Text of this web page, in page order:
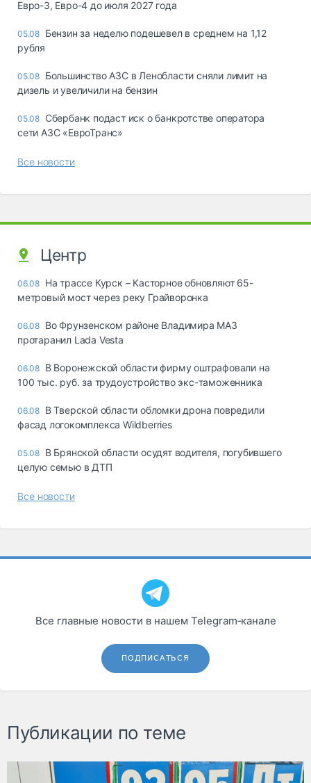
Евро-3, Евро-4 до июля 2027 года
05.08 Бензин за неделю подешевел в среднем на 1,12
рубля
05.08 Большинство АЗС в Ленобласти сняли лимит на
дизель и увеличили на бензин
05.08 Сбербанк подаст иск о банкротстве оператора
сети АЗС «ЕвроТранс»
Все новости
Центр
06.08 На трассе Курск – Касторное обновляют 65-
метровый мост через реку Грайворонка
06.08 Во Фрунзенском районе Владимира МАЗ
протаранил Lada Vesta
06.08 В Воронежской области фирму оштрафовали на
100 тыс. руб. за трудоустройство экс-таможенника
06.08 В Тверской области обломки дрона повредили
фасад логокомплекса Wildberries
05.08 В Брянской области осудят водителя, погубившего
целую семью в ДТП
Все новости
Все главные новости в нашем Telegram‑канале
ПОДПИСАТЬСЯ
Публикации по теме